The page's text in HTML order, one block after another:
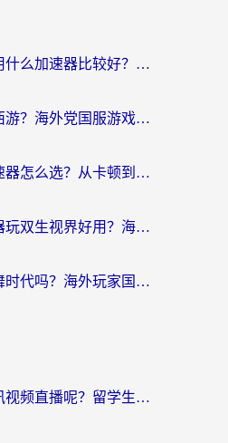
英国玩双生视界用什么加速器比较好？海外党亲测有效的国服游戏加速方案
泰国怎么玩傲世西游？海外党国服游戏加速终极攻略（附光明大陆量子特攻实测）
国外光明大陆加速器怎么选？从卡顿到丝滑的终极指南（含德国玩走开外星人墨西哥玩俄罗斯方块技巧）
在国外什么加速器玩双生视界好用？海外党亲测不踩坑的终极指南
在国外可以打炫舞时代吗？海外玩家国服游戏加速全攻略（附实测推荐）
在国外怎么看腾讯视频直播呢？留学生亲测有效的回国加速指南